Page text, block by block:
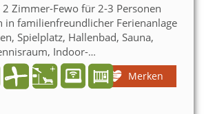
2 Zimmer-Fewo für 2-3 Personen
in familienfreundlicher Ferienanlage
Spielplatz, Hallenbad, Sauna,
Indoor-
Lage am Stryckpark Nähe
Freizeiteinrichtungen kostenlos mit
Merken